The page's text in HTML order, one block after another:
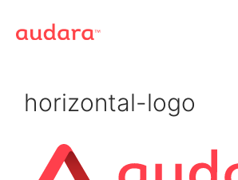
horizontal-logo